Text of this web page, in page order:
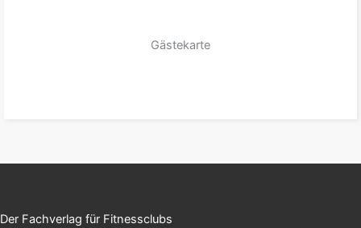
Gästekarte
Der Fachverlag für Fitnessclubs